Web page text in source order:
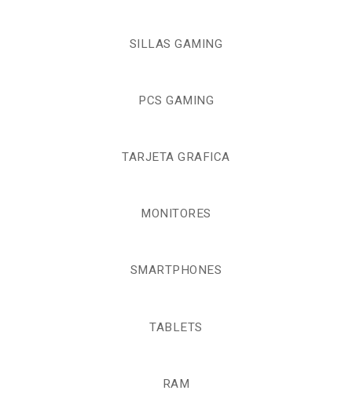
SILLAS GAMING
PCS GAMING
TARJETA GRAFICA
MONITORES
SMARTPHONES
TABLETS
RAM